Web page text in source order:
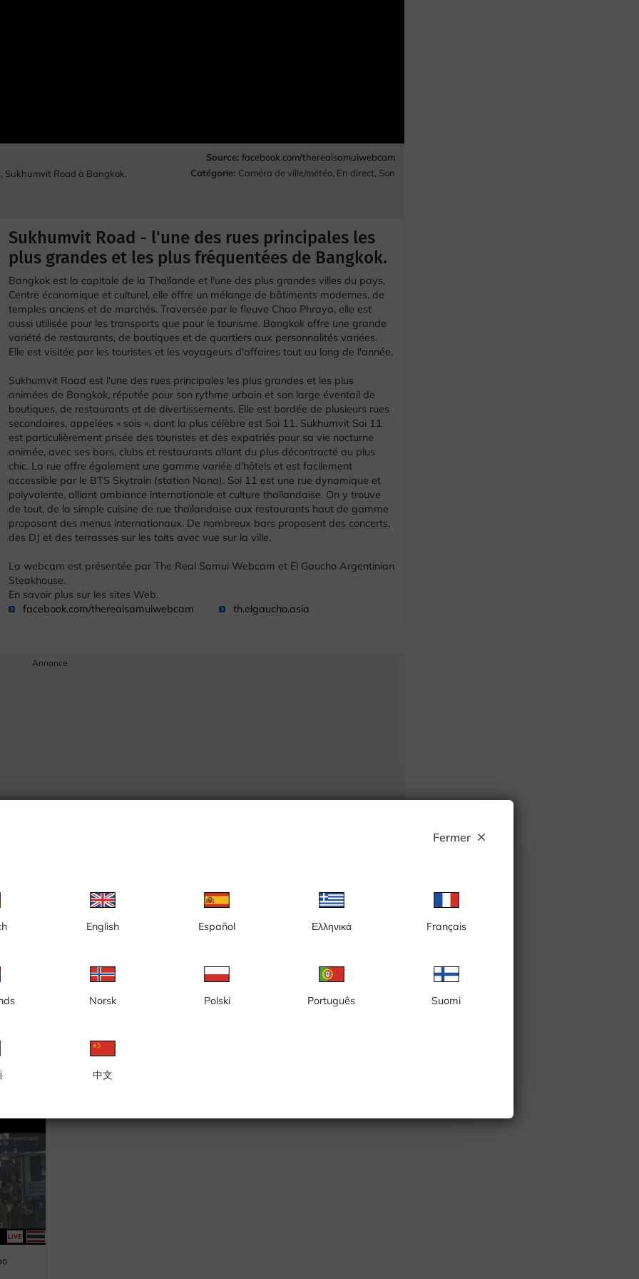
Fermer close
English Español Ελληνικά Français
Norsk Polski Português Suomi
中文
Sukhumvit Road à Bangkok.
Source: facebook.com/therealsamuiwebcam
Catégorie: Caméra de ville/météo, En direct, Son
Sukhumvit Road - l'une des rues principales les
plus grandes et les plus fréquentées de Bangkok.
Bangkok est la capitale de la Thaïlande et l'une des plus grandes villes du pays.
Centre économique et culturel, elle offre un mélange de bâtiments modernes, de
temples anciens et de marchés. Traversée par le fleuve Chao Phraya, elle est
aussi utilisée pour les transports que pour le tourisme. Bangkok offre une grande
variété de restaurants, de boutiques et de quartiers aux personnalités variées.
Elle est visitée par les touristes et les voyageurs d'affaires tout au long de l'année.
Sukhumvit Road est l'une des rues principales les plus grandes et les plus
animées de Bangkok, réputée pour son rythme urbain et son large éventail de
boutiques, de restaurants et de divertissements. Elle est bordée de plusieurs rues
secondaires, appelées « sois », dont la plus célèbre est Soi 11. Sukhumvit Soi 11
est particulièrement prisée des touristes et des expatriés pour sa vie nocturne
animée, avec ses bars, clubs et restaurants allant du plus décontracté au plus
chic. La rue offre également une gamme variée d'hôtels et est facilement
accessible par le BTS Skytrain (station Nana). Soi 11 est une rue dynamique et
polyvalente, alliant ambiance internationale et culture thaïlandaise. On y trouve
de tout, de la simple cuisine de rue thaïlandaise aux restaurants haut de gamme
proposant des menus internationaux. De nombreux bars proposent des concerts,
des DJ et des terrasses sur les toits avec vue sur la ville.
La webcam est présentée par The Real Samui Webcam et El Gaucho Argentinian
Steakhouse.
En savoir plus sur les sites Web.
facebook.com/therealsamuiwebcam
th.elgaucho.asia
Annonce